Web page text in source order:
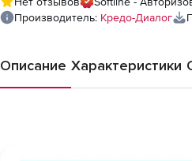
Производитель: Кредо-Диалог
Описание Характеристики